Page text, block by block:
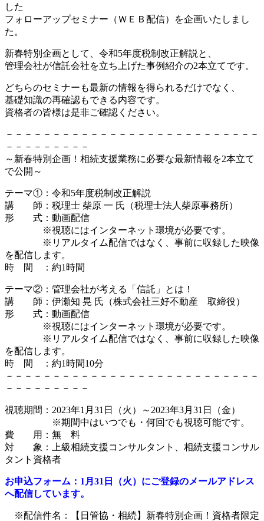
した
フォローアップセミナー（ＷＥＢ配信）を企画いたしまし
た。
新春特別企画として、令和5年度税制改正解説と、
管理会社が信託会社を立ち上げた事例紹介の2本立てです。
どちらのセミナーも最新の情報を得られるだけでなく、
基礎知識の再確認もできる内容です。
資格者の皆様は是非ご確認ください。
－－－－－－－－－－－－－－－－－－－－－－－－－－－
－－－－－－－－－
～新春特別企画！相続支援業務に必要な最新情報を2本立て
で公開～
テーマ①：令和5年度税制改正解説
講 師：税理士 柴原 一 氏（税理士法人柴原事務所）
形 式：動画配信
※視聴にはインターネット環境が必要です。
※リアルタイム配信ではなく、事前に収録した映像
を配信します。
時 間 ：約1時間
テーマ②：管理会社が考える「信託」とは！
講 師：伊瀬知 晃 氏（株式会社三好不動産 取締役）
形 式：動画配信
※視聴にはインターネット環境が必要です。
※リアルタイム配信ではなく、事前に収録した映像
を配信します。
時 間 ：約1時間10分
－－－－－－－－－－－－－－－－－－－－－－－－－－－
－－－－－－－－－
視聴期間：2023年1月31日（火）～2023年3月31日（金）
※期間中はいつでも・何回でも視聴可能です。
費 用：無 料
対 象：上級相続支援コンサルタント、相続支援コンサル
タント資格者
お申込フォーム：1月31日（火）にご登録のメールアドレス
へ配信しています。
※配信件名：【日管協・相続】新春特別企画！資格者限定